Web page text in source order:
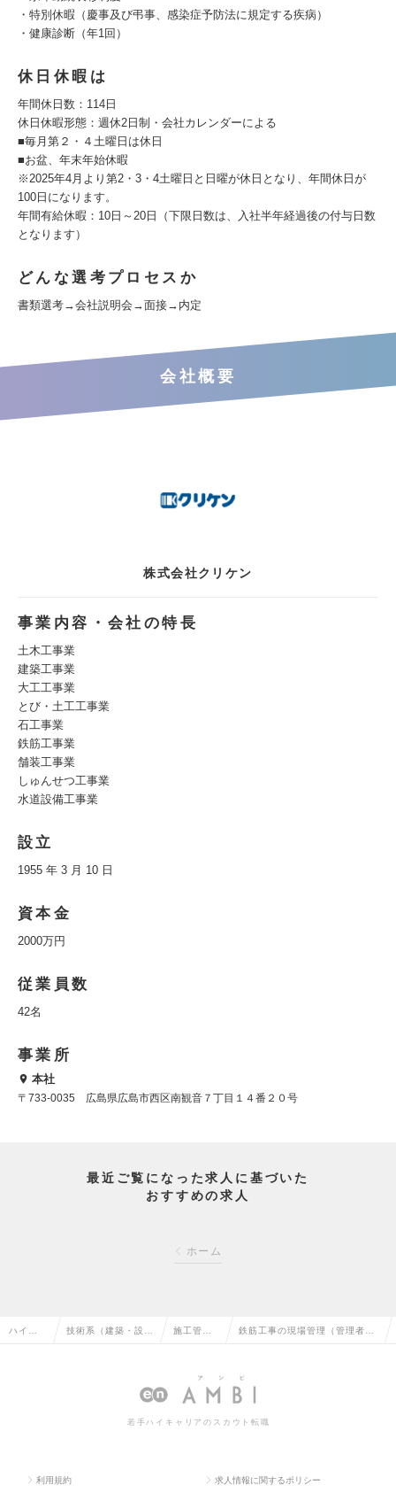
・特別休暇（慶事及び弔事、感染症予防法に規定する疾病）
・健康診断（年1回）
休日休暇は
年間休日数：114日
休日休暇形態：週休2日制・会社カレンダーによる
■毎月第２・４土曜日は休日
■お盆、年末年始休暇
※2025年4月より第2・3・4土曜日と日曜が休日となり、年間休日が
100日になります。
年間有給休暇：10日～20日（下限日数は、入社半年経過後の付与日数
となります）
どんな選考プロセスか
書類選考→会社説明会→面接→内定
会社概要
株式会社クリケン
事業内容・会社の特長
土木工事業
建築工事業
大工工事業
とび・土工工事業
石工事業
鉄筋工事業
舗装工事業
しゅんせつ工事業
水道設備工事業
設立
1955 年 3 月 10 日
資本金
2000万円
従業員数
42名
事業所
本社
〒733-0035 広島県広島市西区南観音７丁目１４番２０号
最近ご覧になった求人に基づいた
おすすめの求人
ホーム
ハイク 技術系（建築・設 施工管理
の転職
鉄筋工事の現場管理（管理者候
の求人情報
若手ハイキャリアのスカウト転職
利用規約 求人情報に関するポリシー